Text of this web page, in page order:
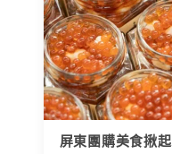
屏東團購美食揪